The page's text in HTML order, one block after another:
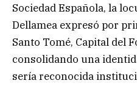
Sociedad Española, la
Dellamea expresó por
Santo Tomé, Capital del
consolidando una
sería reconocida